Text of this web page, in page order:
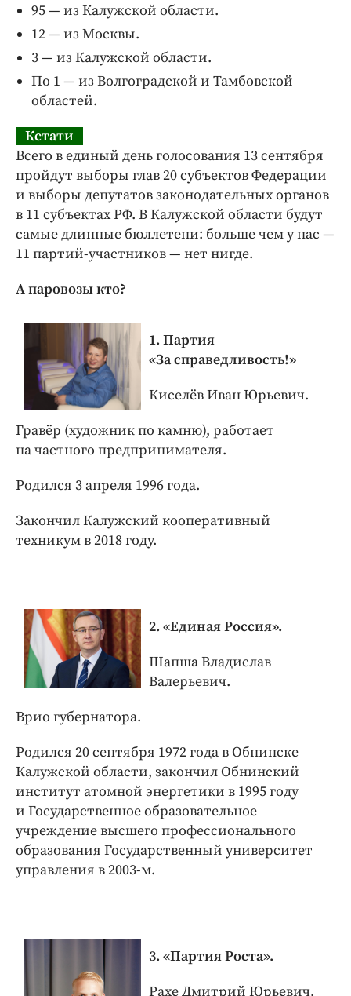
95 — из Калужской области.
12 — из Москвы.
3 — из Калужской области.
По 1 — из Волгоградской и Тамбовской
областей.
Кстати
Всего в единый день голосования 13 сентября
пройдут выборы глав 20 субъектов Федерации
и выборы депутатов законодательных органов
в 11 субъектах РФ. В Калужской области будут
самые длинные бюллетени: ​больше чем у нас —
​11 партий-­участников — ​нет нигде.
А паровозы кто?
1. Партия
«За справедливость!»
Киселёв Иван Юрьевич.
Гравёр (художник по камню), работает
на частного предпринимателя.
Родился 3 апреля 1996 года.
Закончил Калужский кооперативный
техникум в 2018 году.
2. «Единая Россия».
Шапша Владислав
Валерьевич.
Врио губернатора.
Родился 20 сентября 1972 года в Обнинске
Калужской области, закончил Обнинский
институт атомной энергетики в 1995 году
и Государственное образовательное
учреждение высшего профессионального
образования Государственный университет
управления в 2003-м.
3. «Партия Роста».
Рахе Дмитрий Юрьевич.